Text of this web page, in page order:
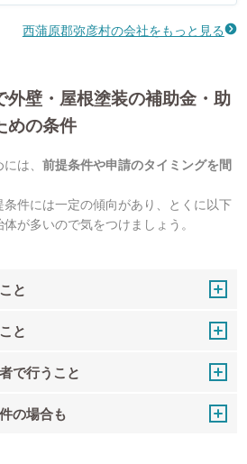
西蒲原郡弥彦村の会社をもっと見る
外壁・屋根塗装の補助金・助
めの条件
には、前提条件や申請のタイミングを間
件には一定の傾向があり、とくに以下
が多いので気をつけましょう。
と
と
で行うこと
の場合も